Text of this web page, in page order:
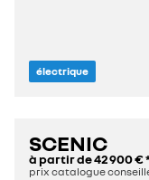
électrique
SCENIC
à partir de42 900 €
prix catalogue